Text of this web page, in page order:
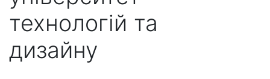
технологій та
дизайну